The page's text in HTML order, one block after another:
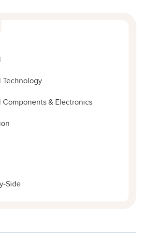
Technology
Components & Electronics
Side